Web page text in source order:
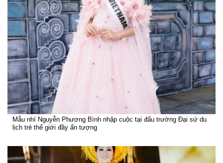
Mẫu nhí Nguyễn Phương Bình nhập cuộc tại đấu trường Đại sứ du
lịch trẻ thế giới đầy ấn tượng